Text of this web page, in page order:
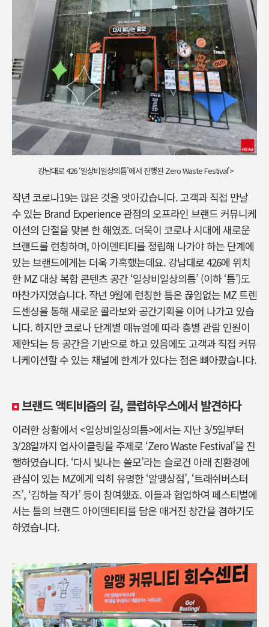
강남대로 426 ‘일상비일상의틈’에서 진행된 Zero Waste Festival’>
작년 코로나19는 많은 것을 앗아갔습니다. 고객과 직접 만날
수 있는 Brand Experience 관점의 오프라인 브랜드 커뮤니케
이션의 단절을 맞본 한 해였죠. 더욱이 코로나 시대에 새로운
브랜드를 런칭하며, 아이덴티티를 정립해 나가야 하는 단계에
있는 브랜드에게는 더욱 가혹했는데요. 강남대로 426에 위치
한 MZ 대상 복합 콘텐츠 공간 ‘일상비일상의틈’ (이하 ‘틈’)도
마찬가지였습니다. 작년 9월에 런칭한 틈은 끊임없는 MZ 트렌
드센싱을 통해 새로운 콜라보와 공간기획을 이어 나가고 있습
니다. 하지만 코로나 단계별 매뉴얼에 따라 층별 관람 인원이
제한되는 등 공간을 기반으로 하고 있음에도 고객과 직접 커뮤
니케이션할 수 있는 채널에 한계가 있다는 점은 뼈아팠습니다.
브랜드 액티비즘의 길, 클럽하우스에서 발견하다
이러한 상황에서 <일상비일상의틈>에서는 지난 3/5일부터
3/28일까지 업사이클링을 주제로 ‘Zero Waste Festival’을 진
행하였습니다. ‘다시 빛나는 쓸모’라는 슬로건 아래 친환경에
관심이 있는 MZ에게 익히 유명한 ‘알맹상점’, ‘트래쉬버스터
즈’, ‘김하늘 작가’ 등이 참여했죠. 이들과 협업하여 페스티벌에
서는 틈의 브랜드 아이덴티티를 담은 매거진 창간을 겸하기도
하였습니다.